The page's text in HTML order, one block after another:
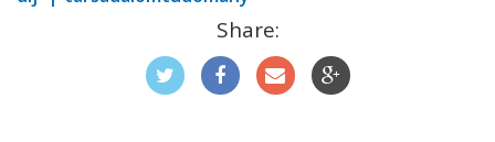
Share: